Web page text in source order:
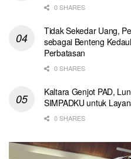
0 SHARES
Tidak Sekedar Uang,
sebagai Benteng
Perbatasan
0 SHARES
Kaltara Genjot PAD,
SIMPADKU untuk
0 SHARES